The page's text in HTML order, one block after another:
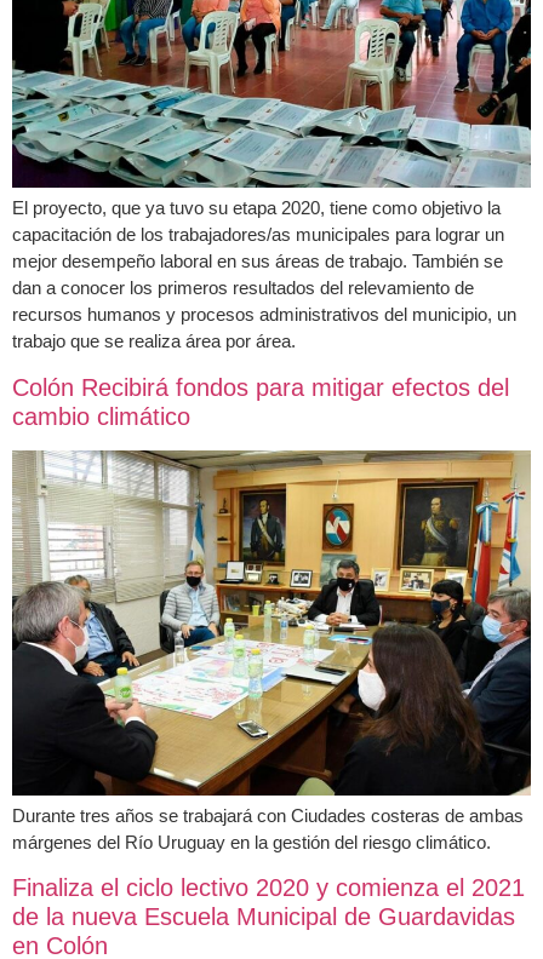
El proyecto, que ya tuvo su etapa 2020, tiene como objetivo la
capacitación de los trabajadores/as municipales para lograr un
mejor desempeño laboral en sus áreas de trabajo. También se
dan a conocer los primeros resultados del relevamiento de
recursos humanos y procesos administrativos del municipio, un
trabajo que se realiza área por área.
Colón Recibirá fondos para mitigar efectos del
cambio climático
Durante tres años se trabajará con Ciudades costeras de ambas
márgenes del Río Uruguay en la gestión del riesgo climático.
Finaliza el ciclo lectivo 2020 y comienza el 2021
de la nueva Escuela Municipal de Guardavidas
en Colón